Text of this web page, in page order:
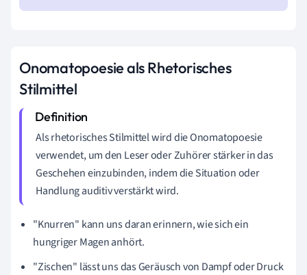
Onomatopoesie als Rhetorisches
Stilmittel
Als rhetorisches Stilmittel wird die Onomatopoesie
verwendet, um den Leser oder Zuhörer stärker in das
Geschehen einzubinden, indem die Situation oder
Handlung auditiv verstärkt wird.
"Knurren" kann uns daran erinnern, wie sich ein
hungriger Magen anhört.
"Zischen" lässt uns das Geräusch von Dampf oder Druck